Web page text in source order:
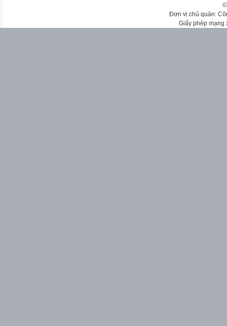
Đơn vị chủ quản:
Giấy phép mạng